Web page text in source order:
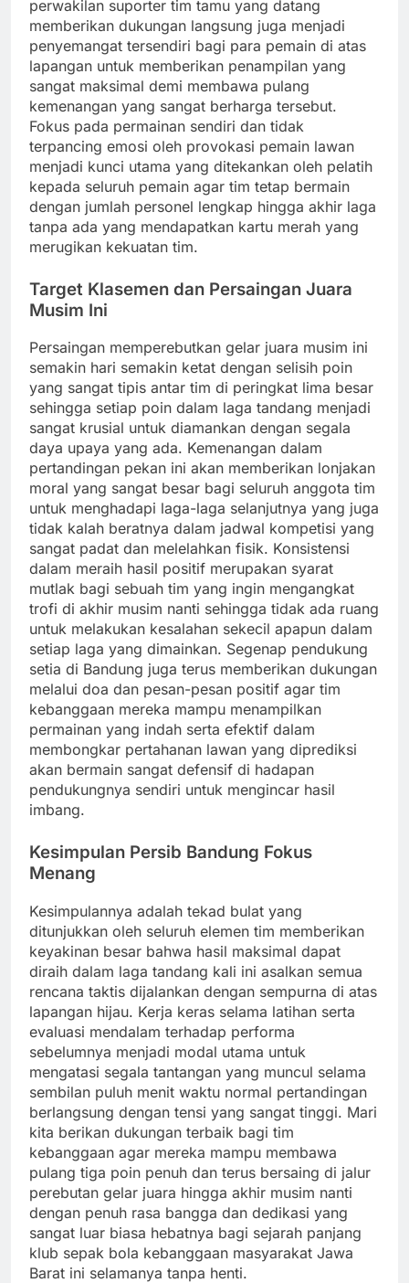
perwakilan suporter tim tamu yang datang
memberikan dukungan langsung juga menjadi
penyemangat tersendiri bagi para pemain di atas
lapangan untuk memberikan penampilan yang
sangat maksimal demi membawa pulang
kemenangan yang sangat berharga tersebut.
Fokus pada permainan sendiri dan tidak
terpancing emosi oleh provokasi pemain lawan
menjadi kunci utama yang ditekankan oleh pelatih
kepada seluruh pemain agar tim tetap bermain
dengan jumlah personel lengkap hingga akhir laga
tanpa ada yang mendapatkan kartu merah yang
merugikan kekuatan tim.
Target Klasemen dan Persaingan Juara
Musim Ini
Persaingan memperebutkan gelar juara musim ini
semakin hari semakin ketat dengan selisih poin
yang sangat tipis antar tim di peringkat lima besar
sehingga setiap poin dalam laga tandang menjadi
sangat krusial untuk diamankan dengan segala
daya upaya yang ada. Kemenangan dalam
pertandingan pekan ini akan memberikan lonjakan
moral yang sangat besar bagi seluruh anggota tim
untuk menghadapi laga-laga selanjutnya yang juga
tidak kalah beratnya dalam jadwal kompetisi yang
sangat padat dan melelahkan fisik. Konsistensi
dalam meraih hasil positif merupakan syarat
mutlak bagi sebuah tim yang ingin mengangkat
trofi di akhir musim nanti sehingga tidak ada ruang
untuk melakukan kesalahan sekecil apapun dalam
setiap laga yang dimainkan. Segenap pendukung
setia di Bandung juga terus memberikan dukungan
melalui doa dan pesan-pesan positif agar tim
kebanggaan mereka mampu menampilkan
permainan yang indah serta efektif dalam
membongkar pertahanan lawan yang diprediksi
akan bermain sangat defensif di hadapan
pendukungnya sendiri untuk mengincar hasil
imbang.
Kesimpulan Persib Bandung Fokus
Menang
Kesimpulannya adalah tekad bulat yang
ditunjukkan oleh seluruh elemen tim memberikan
keyakinan besar bahwa hasil maksimal dapat
diraih dalam laga tandang kali ini asalkan semua
rencana taktis dijalankan dengan sempurna di atas
lapangan hijau. Kerja keras selama latihan serta
evaluasi mendalam terhadap performa
sebelumnya menjadi modal utama untuk
mengatasi segala tantangan yang muncul selama
sembilan puluh menit waktu normal pertandingan
berlangsung dengan tensi yang sangat tinggi. Mari
kita berikan dukungan terbaik bagi tim
kebanggaan agar mereka mampu membawa
pulang tiga poin penuh dan terus bersaing di jalur
perebutan gelar juara hingga akhir musim nanti
dengan penuh rasa bangga dan dedikasi yang
sangat luar biasa hebatnya bagi sejarah panjang
klub sepak bola kebanggaan masyarakat Jawa
Barat ini selamanya tanpa henti.